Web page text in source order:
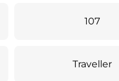
107
Traveller